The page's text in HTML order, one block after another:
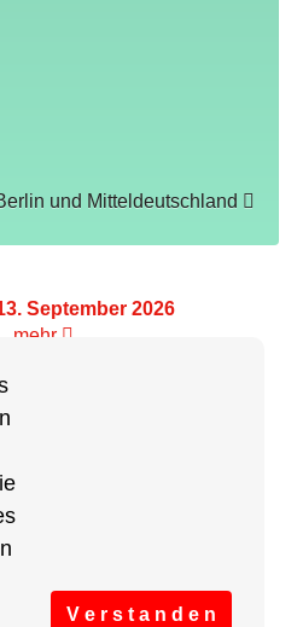
V e r s t a n d e n
und Mitteldeutschland
September 2026
mehr
Breitensports
Breitensport.de